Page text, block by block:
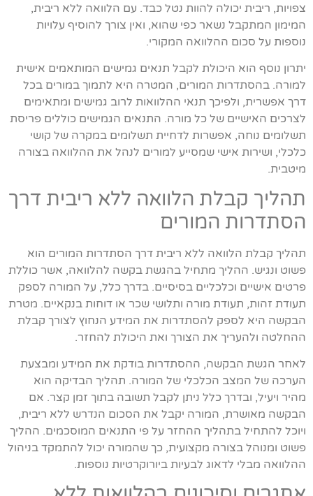
צפויות, ריבית יכולה להוות נטל כבד. עם הלוואה ללא ריבית,
המימון המתקבל נשאר כפי שהוא, ואין צורך להוסיף עלויות
נוספות על סכום ההלוואה המקורי.
יתרון נוסף הוא היכולת לקבל תנאים גמישים המותאמים אישית
למורה. בהסתדרות המורים, המטרה היא לתמוך במורים בכל
דרך אפשרית, ולפיכך תנאי ההלוואות לרוב גמישים ומתאימים
לצרכים האישיים של כל מורה. התנאים הגמישים כוללים פריסת
תשלומים נוחה, אפשרות לדחיית תשלומים במקרה של קושי
כלכלי, ושירות אישי שמסייע למורים לנהל את ההלוואה בצורה
מיטבית.
תהליך קבלת הלוואה ללא ריבית דרך
הסתדרות המורים
תהליך קבלת הלוואה ללא ריבית דרך הסתדרות המורים הוא
פשוט ונגיש. ההליך מתחיל בהגשת בקשה להלוואה, אשר כוללת
פרטים אישיים וכלכליים בסיסיים. בדרך כלל, על המורה לספק
תעודת זהות, תעודת מורה ותלושי שכר או דוחות בנקאיים. מטרת
הבקשה היא לספק להסתדרות את המידע הנחוץ לצורך קבלת
ההחלטה ולהעריך את הצורך ואת היכולת להחזר.
לאחר הגשת הבקשה, ההסתדרות בודקת את המידע ומבצעת
הערכה של המצב הכלכלי של המורה. תהליך הבדיקה הוא
מהיר ויעיל, ובדרך כלל ניתן לקבל תשובה בתוך זמן קצר. אם
הבקשה מאושרת, המורה יקבל את הסכום הנדרש ללא ריבית,
ויוכל להתחיל בתהליך ההחזר על פי התנאים המוסכמים. ההליך
פשוט ומנוהל בצורה מקצועית, כך שהמורה יכול להתמקד בניהול
ההלוואה מבלי לדאוג לבעיות ביורוקרטיות נוספות.